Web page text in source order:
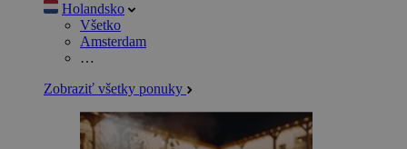
Holandsko
Všetko
Amsterdam
…
Zobraziť všetky ponuky